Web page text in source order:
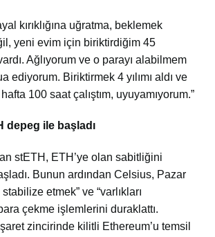
kırıklığına uğratma, beklemek
yeni evim için biriktirdiğim 45
Ağlıyorum ve o parayı alabilmem
ediyorum. Biriktirmek 4 yılımı aldı ve
100 saat çalıştım, uyuyamıyorum.”
depeg ile başladı
stETH, ETH’ye olan sabitliğini
Bunun ardından Celsius, Pazar
etmek” ve “varlıkları
çekme işlemlerini duraklattı.
zincirinde kilitli Ethereum’u temsil